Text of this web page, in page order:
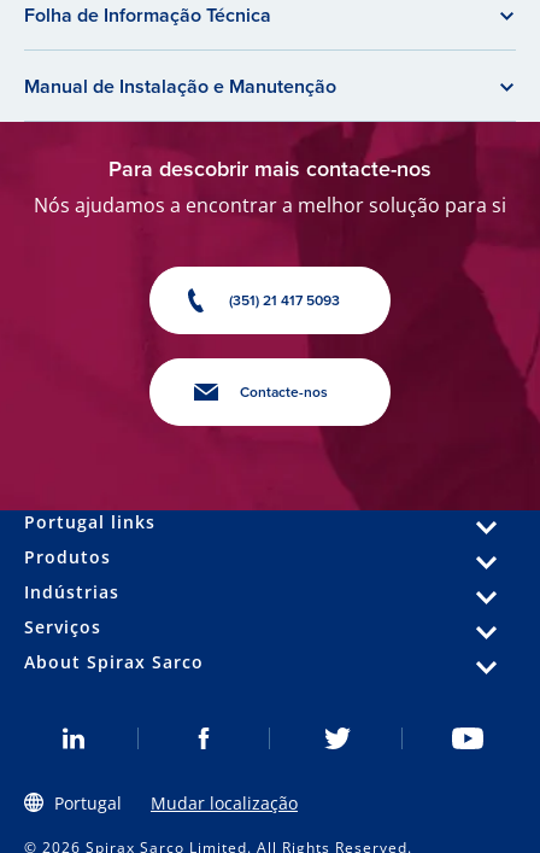
Folha de Informação Técnica
Manual de Instalação e Manutenção
Para descobrir mais contacte-nos
Nós ajudamos a encontrar a melhor solução para si
(351) 21 417 5093
Contacte-nos
Portugal links
Produtos
Indústrias
Serviços
About Spirax Sarco
Portugal Mudar localização
© 2026 Spirax Sarco Limited. All Rights Reserved.